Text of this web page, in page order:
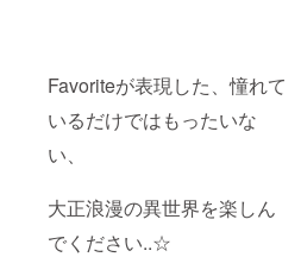
Favoriteが表現した、憧れて
いるだけではもったいな
い、
大正浪漫の異世界を楽しん
でください..☆